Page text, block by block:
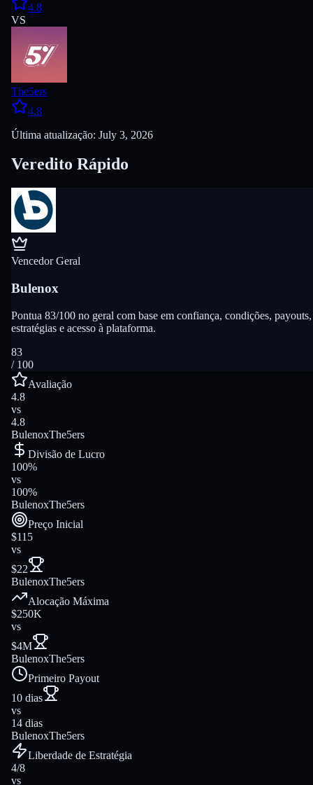
4.8
VS
The5ers
4.8
Última atualização: July 3, 2026
Veredito Rápido
Vencedor Geral
Bulenox
Pontua 83/100 no geral com base em confiança, condições, payouts,
estratégias e acesso à plataforma.
83
/ 100
Avaliação
4.8
vs
4.8
BulenoxThe5ers
Divisão de Lucro
100%
vs
100%
BulenoxThe5ers
Preço Inicial
$115
vs
$22
BulenoxThe5ers
Alocação Máxima
$250K
vs
$4M
BulenoxThe5ers
Primeiro Payout
10 dias
vs
14 dias
BulenoxThe5ers
Liberdade de Estratégia
4/8
vs